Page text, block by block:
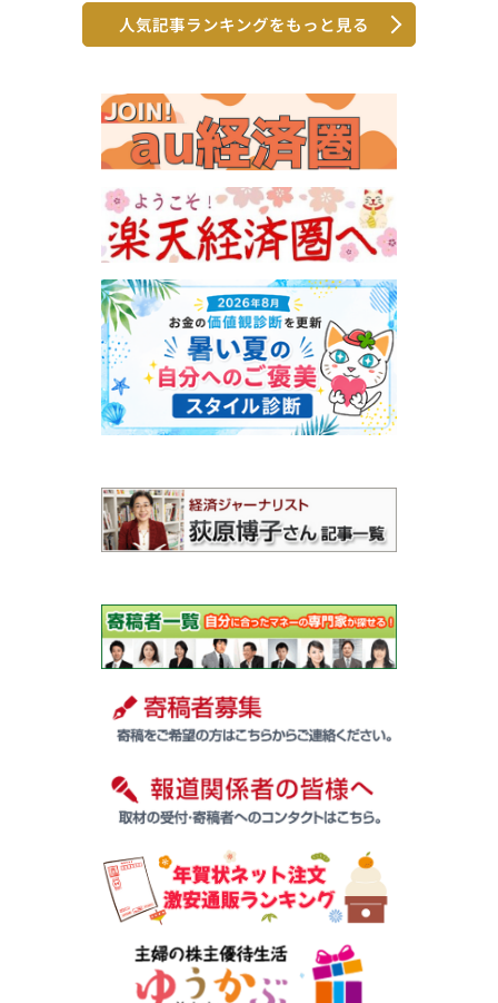
人気記事ランキングをもっと見る